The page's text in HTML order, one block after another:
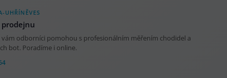
UHŘÍNĚVES
vám odborníci pomohou s profesionálním měřením chodidel a
bot. Poradíme i online.